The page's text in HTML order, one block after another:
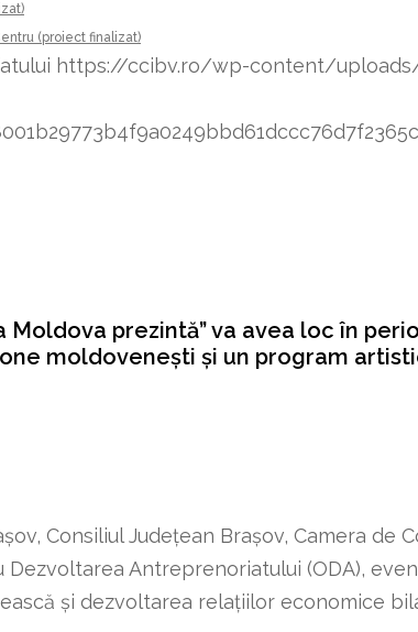
(proiect finalizat)
https://ccibv.ro/wp-content/
prezintă” va avea loc în
moldovenești și un program
Consiliul Județean Brașov, Camera de
Antreprenoriatului (ODA),
și dezvoltarea relațiilor economice